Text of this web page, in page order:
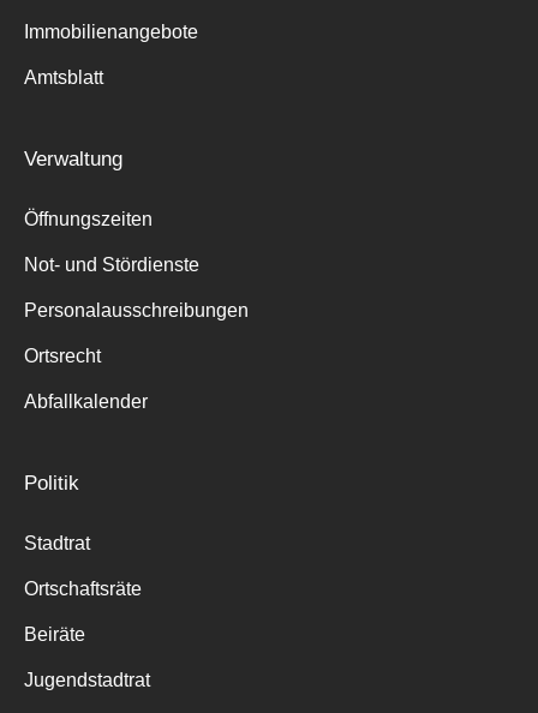
Immobilienangebote
Amtsblatt
Verwaltung
Öffnungszeiten
Not- und Stördienste
Personalausschreibungen
Ortsrecht
Abfallkalender
Politik
Stadtrat
Ortschaftsräte
Beiräte
Jugendstadtrat